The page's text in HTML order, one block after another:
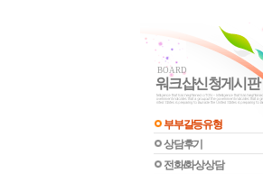
BOARD
워크샵신청게시판
부부갈등유형
상담후기
전화/화상상담